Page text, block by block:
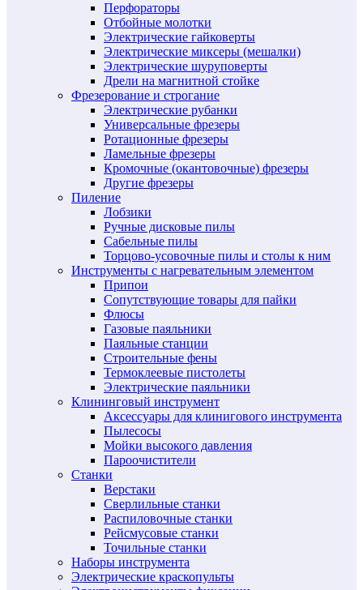
Перфораторы
Отбойные молотки
Электрические гайковерты
Электрические миксеры (мешалки)
Электрические шуруповерты
Дрели на магнитной стойке
Фрезерование и строгание
Электрические рубанки
Универсальные фрезеры
Ротационные фрезеры
Ламельные фрезеры
Кромочные (окантовочные) фрезеры
Другие фрезеры
Пиление
Лобзики
Ручные дисковые пилы
Сабельные пилы
Торцово-усовочные пилы и столы к ним
Инструменты с нагревательным элементом
Припои
Сопутствующие товары для пайки
Флюсы
Газовые паяльники
Паяльные станции
Строительные фены
Термоклеевые пистолеты
Электрические паяльники
Клининговый инструмент
Аксессуары для клинигового инструмента
Пылесосы
Мойки высокого давления
Пароочистители
Станки
Верстаки
Сверлильные станки
Распиловочные станки
Рейсмусовые станки
Точильные станки
Наборы инструмента
Электрические краскопульты